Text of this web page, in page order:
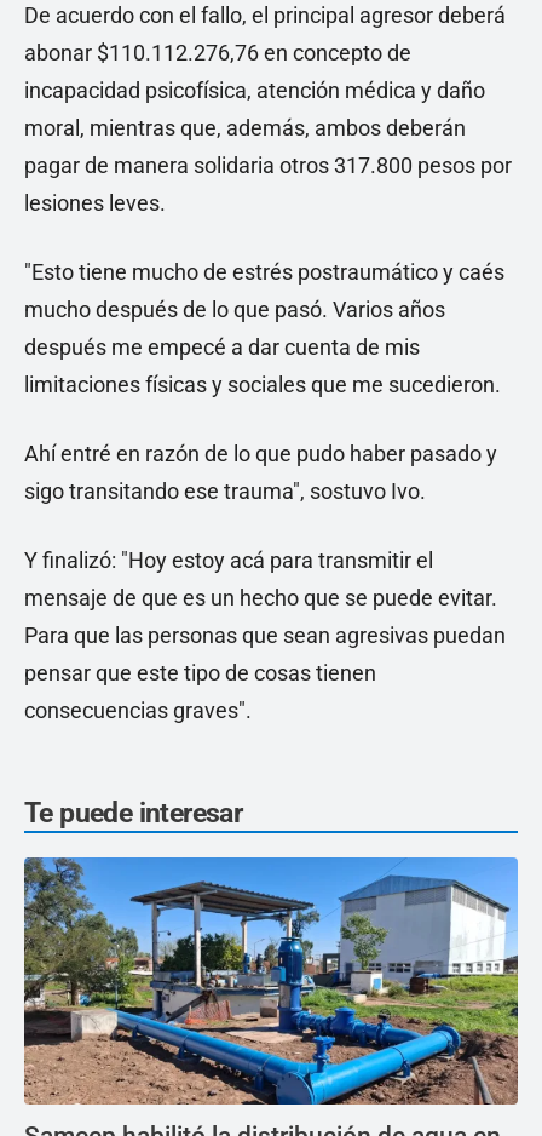
De acuerdo con el fallo, el principal agresor deberá
abonar $110.112.276,76 en concepto de
incapacidad psicofísica, atención médica y daño
moral, mientras que, además, ambos deberán
pagar de manera solidaria otros 317.800 pesos por
lesiones leves.
"Esto tiene mucho de estrés postraumático y caés
mucho después de lo que pasó. Varios años
después me empecé a dar cuenta de mis
limitaciones físicas y sociales que me sucedieron.
Ahí entré en razón de lo que pudo haber pasado y
sigo transitando ese trauma", sostuvo Ivo.
Y finalizó: "Hoy estoy acá para transmitir el
mensaje de que es un hecho que se puede evitar.
Para que las personas que sean agresivas puedan
pensar que este tipo de cosas tienen
consecuencias graves".
Te puede interesar